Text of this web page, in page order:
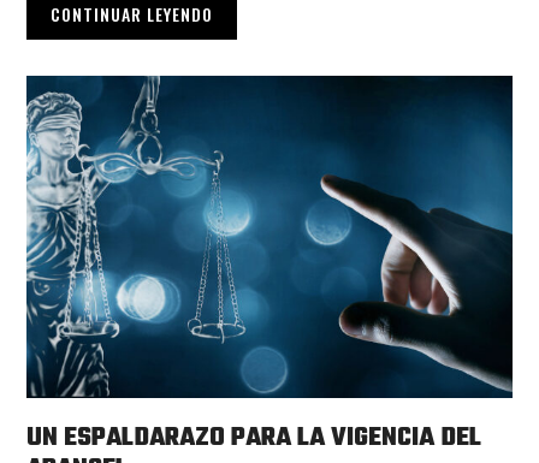
CONTINUAR LEYENDO
UN ESPALDARAZO PARA LA VIGENCIA DEL